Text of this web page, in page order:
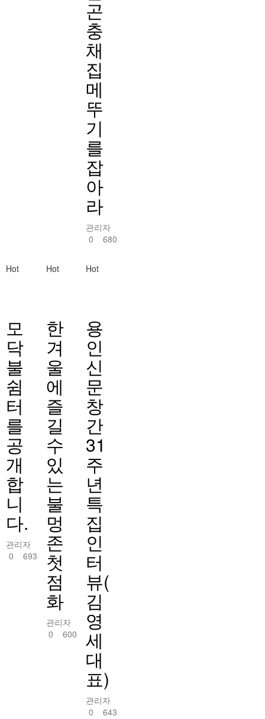
곤
충
채
집
메
뚜
기
를
잡
아
라
관리자
0 680
Hot
모
닥
불
쉼
터
를
공
개
합
니
다.
관리자
0 693
Hot
한
겨
울
에
즐
길
수
있
는
불
멍
존
첫
점
화
관리자
0600
Hot
용
인
신
문
창
간
31
주
년
특
집
인
터
뷰(
김
영
세
대
표)
관리자
0 643